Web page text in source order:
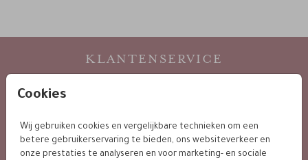
Cookies
Wij gebruiken cookies en vergelijkbare technieken om een
betere gebruikerservaring te bieden, ons websiteverkeer en
onze prestaties te analyseren en voor marketing- en sociale
KLANTENSERVICE